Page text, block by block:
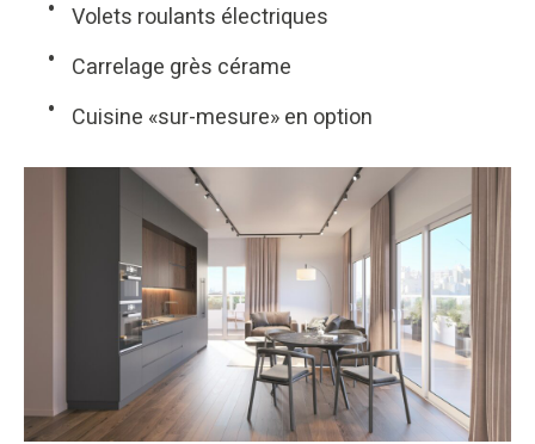
Volets roulants électriques
Carrelage grès cérame
Cuisine «sur-mesure» en option